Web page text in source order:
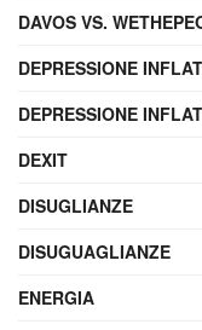
DAVOS VS.
DEPRESSIONE
DEPRESSIONE
DEXIT
DISUGLIANZE
DISUGUAGLIANZE
ENERGIA